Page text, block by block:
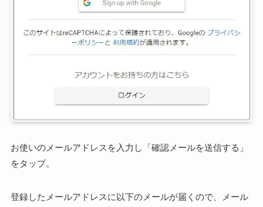
お使いのメールアドレスを入力し「確認メールを送信する」
をタップ。
登録したメールアドレスに以下のメールが届くので、メール